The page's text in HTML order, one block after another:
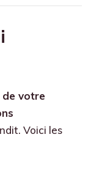
de votre
Voici les